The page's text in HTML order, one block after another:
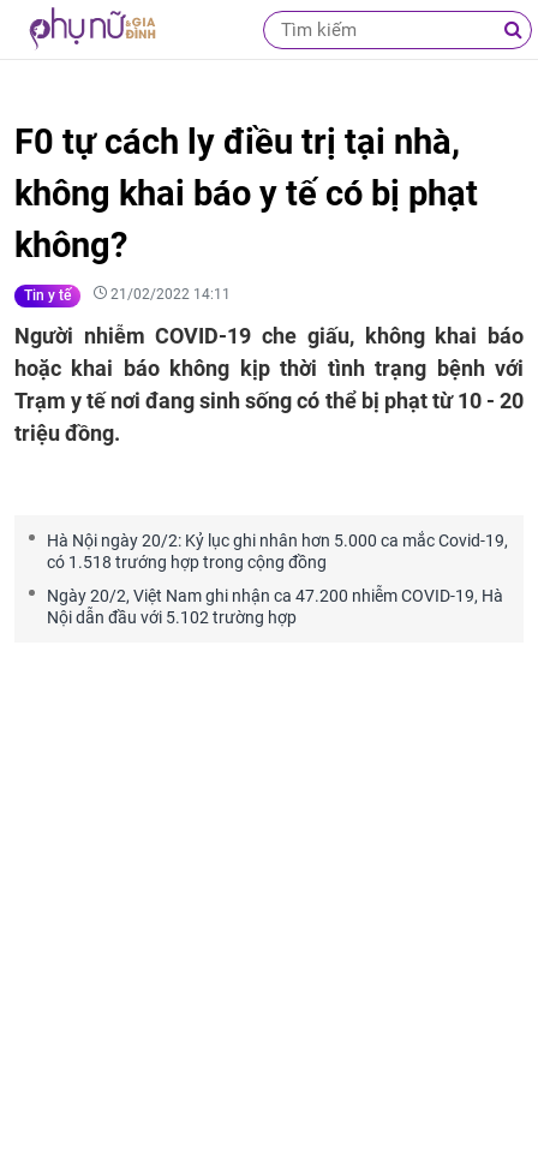
F0 tự cách ly điều trị tại nhà,
không khai báo y tế có bị phạt
không?
Tin y tế 21/02/2022 14:11
Người nhiễm COVID-19 che giấu, không khai báo
hoặc khai báo không kịp thời tình trạng bệnh với
Trạm y tế nơi đang sinh sống có thể bị phạt từ 10 - 20
triệu đồng.
Hà Nội ngày 20/2: Kỷ lục ghi nhân hơn 5.000 ca mắc Covid-19,
có 1.518 trướng hợp trong cộng đồng
Ngày 20/2, Việt Nam ghi nhận ca 47.200 nhiễm COVID-19, Hà
Nội dẫn đầu với 5.102 trường hợp